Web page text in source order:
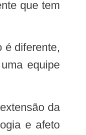
que tem
equipe
e afeto